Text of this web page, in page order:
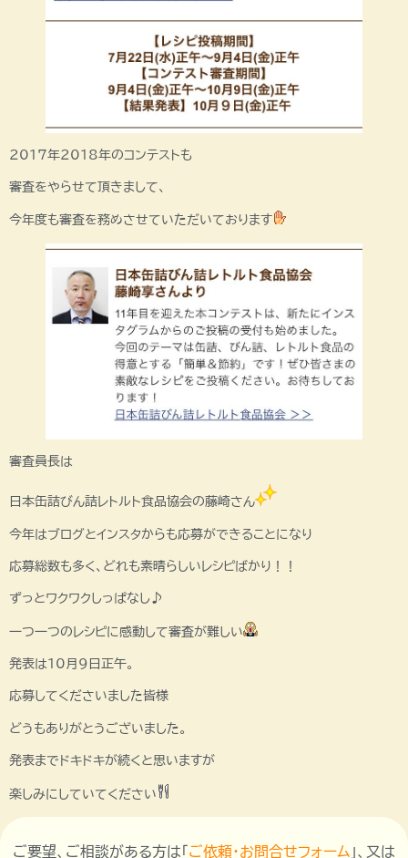
2017年2018年のコンテストも
審査をやらせて頂きまして、
今年度も審査を務めさせていただいております
審査員長は
日本缶詰びん詰レトルト食品協会の藤崎さん
今年はブログとインスタからも応募ができることになり
応募総数も多く、どれも素晴らしいレシピばかり！！
ずっとワクワクしっぱなし♪
一つ一つのレシピに感動して審査が難しい
発表は10月9日正午。
応募してくださいました皆様
どうもありがとうございました。
発表までドキドキが続くと思いますが
楽しみにしていてください
ご要望、ご相談がある方は「 ご依頼・お問合せフォーム 」、又は